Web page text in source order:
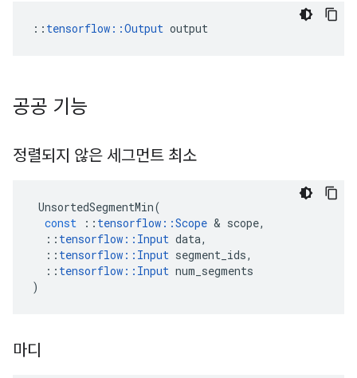
:: tensorflow::Output output
공공 기능
정렬되지 않은 세그먼트 최소
UnsortedSegmentMin(
const
:: tensorflow ::Scope & scope,
:: tensorflow :: Input data,
:: tensorflow :: Input segment_ids,
:: tensorflow :: Input num_segments
)
마디